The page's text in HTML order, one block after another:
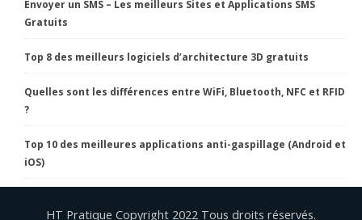
Envoyer un SMS – Les meilleurs Sites et Applications SMS
Gratuits
Top 8 des meilleurs logiciels d’architecture 3D gratuits
Quelles sont les différences entre WiFi, Bluetooth, NFC et RFID
?
Top 10 des meilleures applications anti-gaspillage (Android et
iOS)
HT Pratique Copyright 2022 Tous droits réservés.